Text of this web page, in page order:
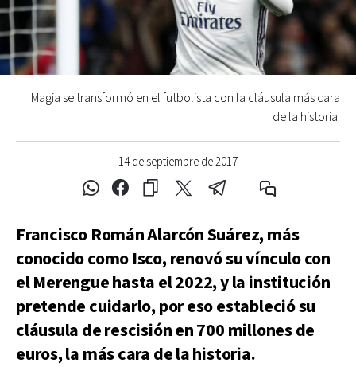
14 de septiembre de 2017
Magia se transformó en el futbolista con la cláusula más cara
de la historia.
Francisco Román Alarcón Suárez, más
conocido como Isco, renovó su vínculo con
el Merengue hasta el 2022, y la institución
pretende cuidarlo, por eso estableció su
cláusula de rescisión en 700 millones de
euros, la más cara de la historia.